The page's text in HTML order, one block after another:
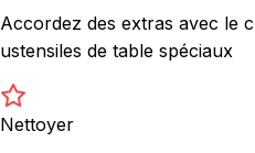
Accordez des extras avec le
ustensiles de table spéciaux
Nettoyer